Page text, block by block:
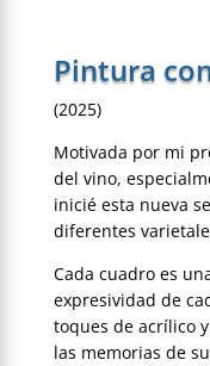
Pintura
(2025)
Motivada por mi
del vino,
inicié esta nueva
diferentes
Cada cuadro es
expresividad de
toques de acrílico
las memorias de